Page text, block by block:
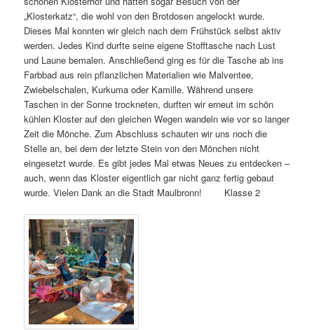
„Klosterkatz“, die wohl von den Brotdosen angelockt wurde.
Dieses Mal konnten wir gleich nach dem Frühstück selbst aktiv
werden. Jedes Kind durfte seine eigene Stofftasche nach Lust
und Laune bemalen. Anschließend ging es für die Tasche ab ins
Farbbad aus rein pflanzlichen Materialien wie Malventee,
Zwiebelschalen, Kurkuma oder Kamille. Während unsere
Taschen in der Sonne trockneten, durften wir erneut im schön
kühlen Kloster auf den gleichen Wegen wandeln wie vor so langer
Zeit die Mönche. Zum Abschluss schauten wir uns noch die
Stelle an, bei dem der letzte Stein von den Mönchen nicht
eingesetzt wurde. Es gibt jedes Mal etwas Neues zu entdecken –
auch, wenn das Kloster eigentlich gar nicht ganz fertig gebaut
wurde. Vielen Dank an die Stadt Maulbronn! Klasse 2